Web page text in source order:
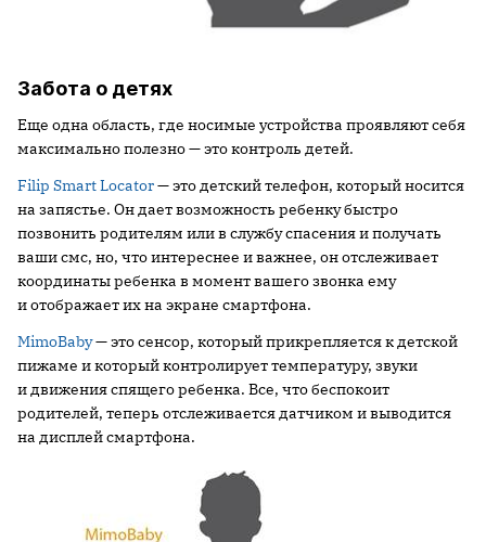
Забота о детях
Еще одна область, где носимые устройства проявляют себя
максимально полезно — это контроль детей.
Filip Smart Locator— это детский телефон, который носится
на запястье. Он дает возможность ребенку быстро
позвонить родителям или в службу спасения и получать
ваши смс, но, что интереснее и важнее, он отслеживает
координаты ребенка в момент вашего звонка ему
и отображает их на экране смартфона.
MimoBaby— это сенсор, который прикрепляется к детской
пижаме и который контролирует температуру, звуки
и движения спящего ребенка. Все, что беспокоит
родителей, теперь отслеживается датчиком и выводится
на дисплей смартфона.